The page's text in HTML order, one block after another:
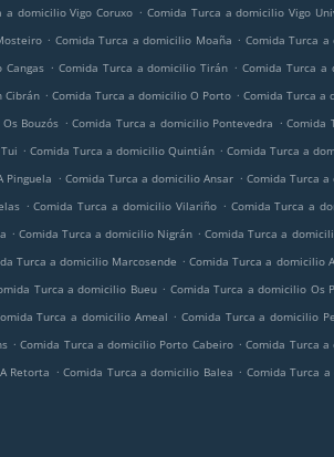
a domicilio Vigo Coruxo . Comida Turca a domicilio Vigo
. Comida Turca a domicilio Moaña . Comida Turca a
. Comida Turca a domicilio Tirán . Comida Turca a
Cibrán . Comida Turca a domicilio O Porto . Comida Turca a
Bouzós . Comida Turca a domicilio Pontevedra . Comida
. Comida Turca a domicilio Quintián . Comida Turca a
Pinguela . Comida Turca a domicilio Ansar . Comida Turca
. Comida Turca a domicilio Vilariño . Comida Turca a
. Comida Turca a domicilio Nigrán . Comida Turca a
Turca a domicilio Marcosende . Comida Turca a domicilio
Turca a domicilio Bueu . Comida Turca a domicilio Os
Turca a domicilio Ameal . Comida Turca a domicilio
. Comida Turca a domicilio Porto Cabeiro . Comida Turca a
Retorta . Comida Turca a domicilio Balea . Comida Turca